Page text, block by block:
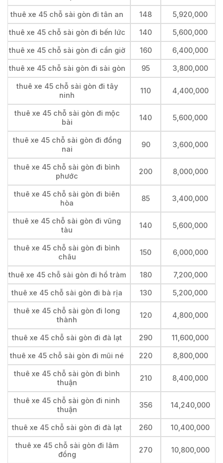
thuê xe 45 chỗ sài gòn đi tân an 148 5,920,000
thuê xe 45 chỗ sài gòn đi bến lức 140 5,600,000
thuê xe 45 chỗ sài gòn đi cần giờ 160 6,400,000
thuê xe 45 chỗ sài gòn đi sài gòn 95 3,800,000
thuê xe 45 chỗ sài gòn đi tây
ninh
110 4,400,000
thuê xe 45 chỗ sài gòn đi mộc
bài
140 5,600,000
thuê xe 45 chỗ sài gòn đi đồng
nai
90 3,600,000
thuê xe 45 chỗ sài gòn đi bình
phước
200 8,000,000
thuê xe 45 chỗ sài gòn đi biên
hòa
85 3,400,000
thuê xe 45 chỗ sài gòn đi vũng
tàu
140 5,600,000
thuê xe 45 chỗ sài gòn đi bình
châu
150 6,000,000
thuê xe 45 chỗ sài gòn đi hồ tràm 180 7,200,000
thuê xe 45 chỗ sài gòn đi bà rịa 130 5,200,000
thuê xe 45 chỗ sài gòn đi long
thành
120 4,800,000
thuê xe 45 chỗ sài gòn đi đà lạt 290 11,600,000
thuê xe 45 chỗ sài gòn đi mũi né 220 8,800,000
thuê xe 45 chỗ sài gòn đi bình
thuận
210 8,400,000
thuê xe 45 chỗ sài gòn đi ninh
thuận
356 14,240,000
thuê xe 45 chỗ sài gòn đi đà lạt 260 10,400,000
thuê xe 45 chỗ sài gòn đi lâm
đồng
270 10,800,000